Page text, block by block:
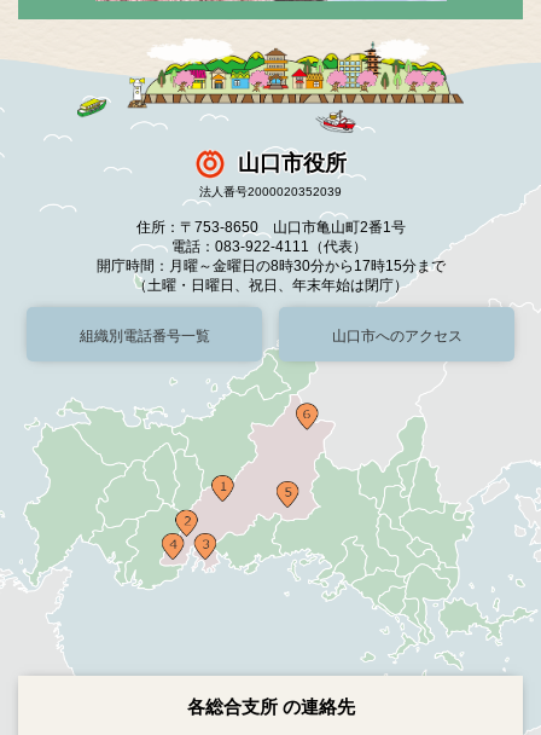
山口市役所
法人番号2000020352039
住所：〒753-8650 山口市亀山町2番1号
電話：083-922-4111（代表）
開庁時間：月曜～金曜日の8時30分から17時15分まで
（土曜・日曜日、祝日、年末年始は閉庁）
組織別電話番号一覧 山口市へのアクセス
各総合支所 の連絡先